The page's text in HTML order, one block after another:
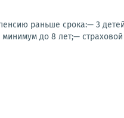
раньше срока:— 3
до 8 лет;— страховой